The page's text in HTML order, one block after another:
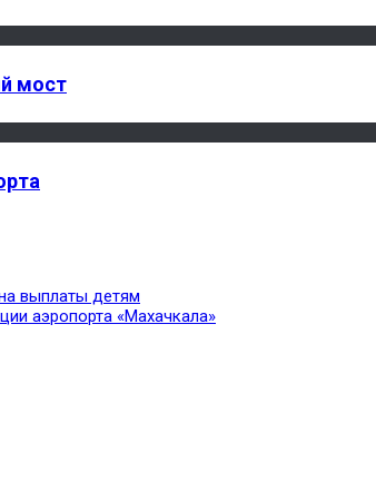
мост
выплаты детям
аэропорта «Махачкала»